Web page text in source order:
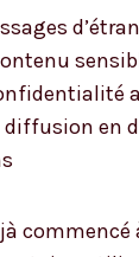
en
commencé